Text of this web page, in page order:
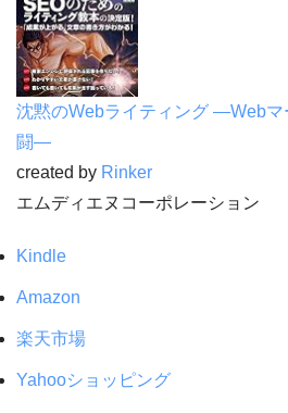
沈黙のWebライティング —Webマ
闘—
created by Rinker
エムディエヌコーポレーション
Kindle
Amazon
楽天市場
Yahooショッピング